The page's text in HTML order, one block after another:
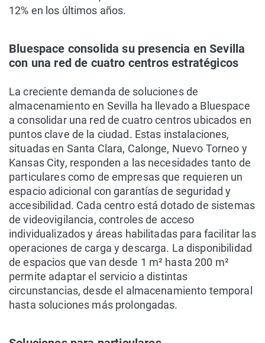
12% en los últimos años.
Bluespace consolida su presencia en Sevilla
con una red de cuatro centros estratégicos
La creciente demanda de soluciones de
almacenamiento en Sevilla ha llevado a Bluespace
a consolidar una red de cuatro centros ubicados en
puntos clave de la ciudad. Estas instalaciones,
situadas en Santa Clara, Calonge, Nuevo Torneo y
Kansas City, responden a las necesidades tanto de
particulares como de empresas que requieren un
espacio adicional con garantías de seguridad y
accesibilidad. Cada centro está dotado de sistemas
de videovigilancia, controles de acceso
individualizados y áreas habilitadas para facilitar las
operaciones de carga y descarga. La disponibilidad
de espacios que van desde 1 m² hasta 200 m²
permite adaptar el servicio a distintas
circunstancias, desde el almacenamiento temporal
hasta soluciones más prolongadas.